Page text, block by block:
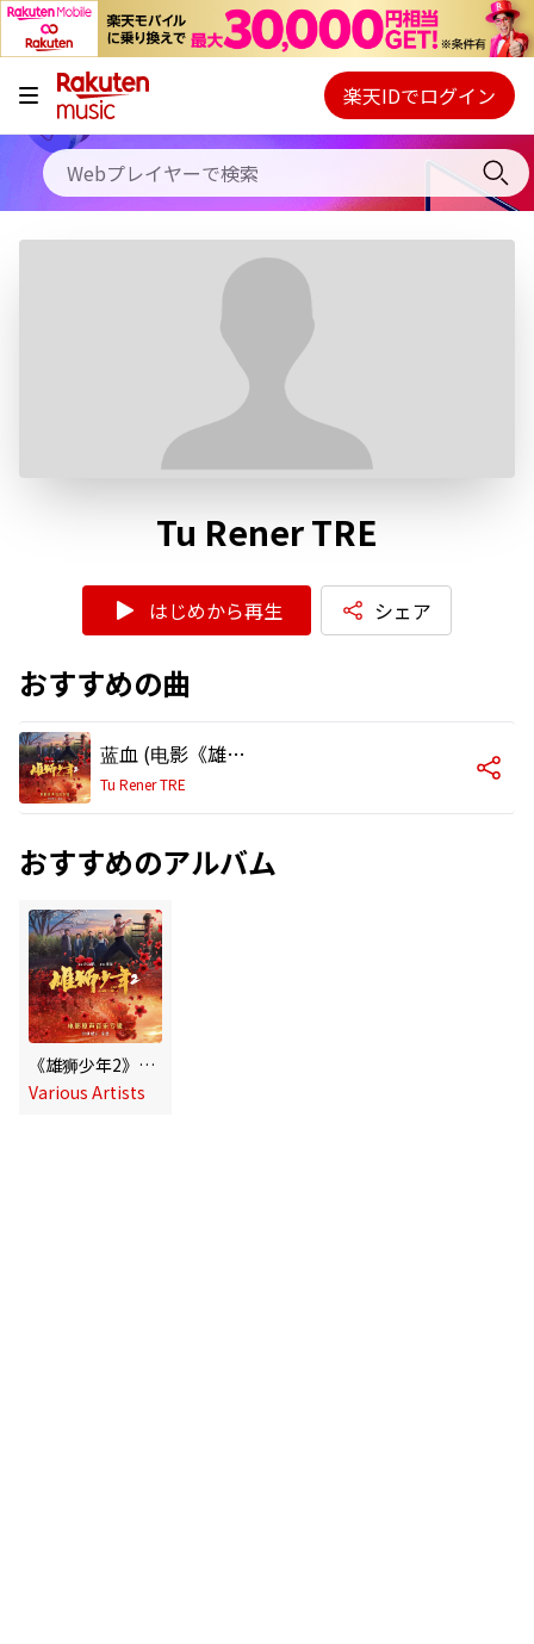
キャンペーン
料金プラン
使い方
Webプレイヤー
ご契約内容の確認・変更
楽天IDでログイン
Tu Rener TRE
はじめから再生 シェア
おすすめの曲
蓝血 (电影《雄狮少年2》插曲)
Tu Rener TRE
おすすめのアルバム
《雄狮少年2》电影原声音乐专辑
Various Artists